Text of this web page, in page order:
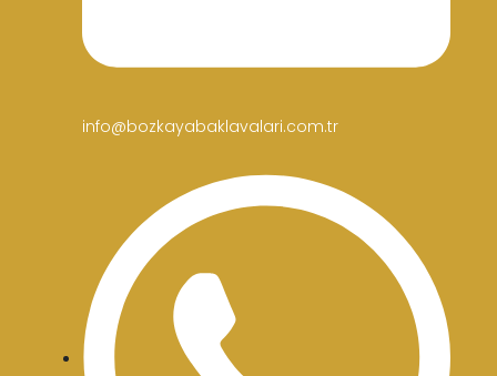
info@bozkayabaklavalari.com.tr